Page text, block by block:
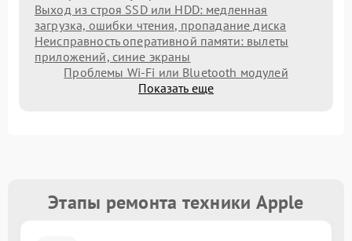
Выход из строя SSD или HDD: медленная
загрузка, ошибки чтения, пропадание диска
Неисправность оперативной памяти: вылеты
приложений, синие экраны
Проблемы Wi‑Fi или Bluetooth модулей
Показать еще
Этапы ремонта техники Apple